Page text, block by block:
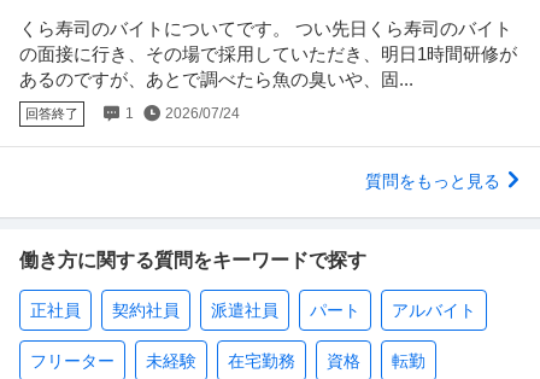
くら寿司のバイトについてです。 つい先日くら寿司のバイト
の面接に行き、その場で採用していただき、明日1時間研修が
あるのですが、あとで調べたら魚の臭いや、固...
回答終了 1 2026/07/24
質問をもっと見る
働き方に関する質問をキーワードで探す
正社員 契約社員 派遣社員 パート アルバイト
フリーター 未経験 在宅勤務 資格 転勤